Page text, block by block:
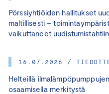
Pörssiyhtiöiden hallitukset
maltillisesti –
vaikuttaneet uudistumistahtiin
16.07.2026 /
Helteillä
osaamisella merkitystä